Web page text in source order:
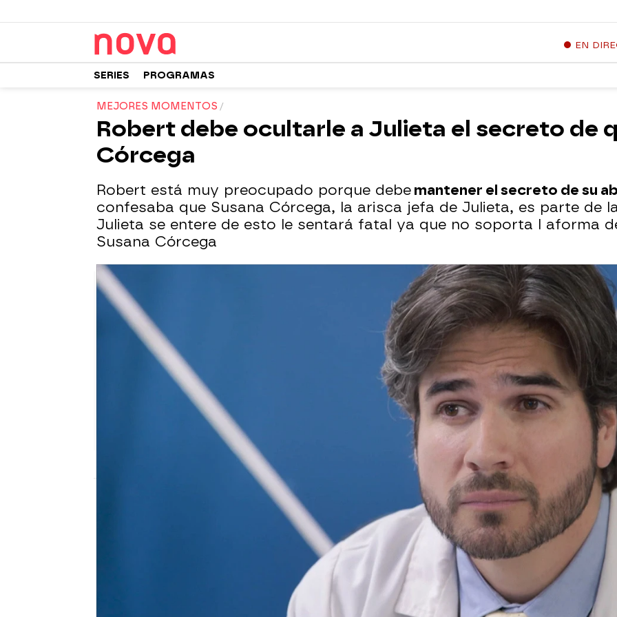
EN
SERIES PROGRAMAS
MEJORES MOMENTOS
Robert debe ocultarle a Julieta el secreto de
Córcega
Robert está muy preocupado porque debe mantener el secreto de su
confesaba que Susana Córcega, la arisca jefa de Julieta, es parte de
Julieta se entere de esto le sentará fatal ya que no soporta l aforma
Susana Córcega
WhatsappFacebook
X